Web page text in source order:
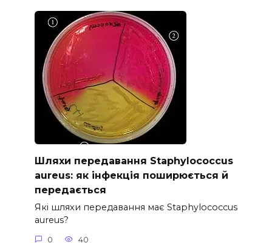
Шляхи передавання Staphylococcus
aureus: як інфекція поширюється й
передається
Які шляхи передавання має Staphylococcus
aureus?
0 40